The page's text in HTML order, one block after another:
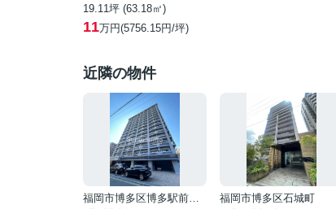
19.11坪 (63.18㎡)
11万円(5756.15円/坪)
近隣の物件
福岡市博多区博多駅前１丁目
福岡市博多区石城町